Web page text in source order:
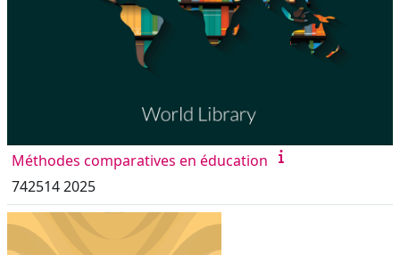
Méthodes comparatives en éducation
742514 2025